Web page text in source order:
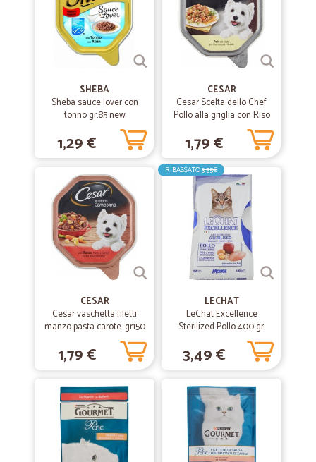
SHEBA
Sheba sauce lover con
tonno gr.85 new
1,29 €
CESAR
Cesar Scelta dello Chef
Pollo alla griglia con Riso
integrale e Verdure 150 gr.
1,79 €
CESAR
Cesar vaschetta filetti
manzo pasta carote. gr150
1,79 €
RIBASSATO3,55€
LECHAT
LeChat Excellence
Sterilized Pollo 400 gr.
3,49 €